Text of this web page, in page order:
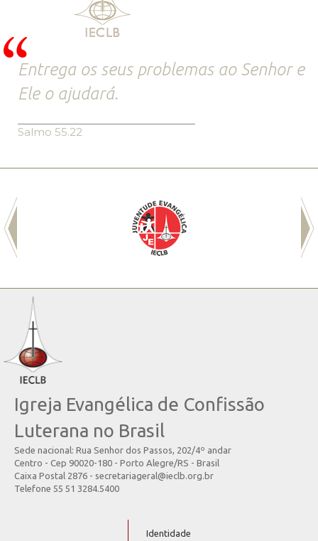
Entrega os seus problemas ao Senhor e
Ele o ajudará.
Salmo 55.22
Igreja Evangélica de Confissão
Luterana no Brasil
Sede nacional: Rua Senhor dos Passos, 202/4º andar
Centro - Cep 90020-180 - Porto Alegre/RS - Brasil
Caixa Postal 2876 - secretariageral@ieclb.org.br
Telefone 55 51 3284.5400
Identidade